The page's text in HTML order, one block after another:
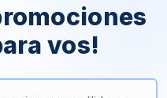
vos!